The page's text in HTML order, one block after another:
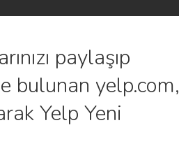
paylaşıp
bulunan yelp.com,
Yelp Yeni